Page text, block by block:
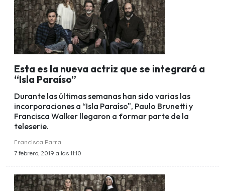
Esta es la nueva actriz que se integrará a
“Isla Paraíso”
Durante las últimas semanas han sido varias las
incorporaciones a “Isla Paraíso", Paulo Brunetti y
Francisca Walker llegaron a formar parte de la
teleserie.
Francisca Parra
7 febrero, 2019 a las 11:10